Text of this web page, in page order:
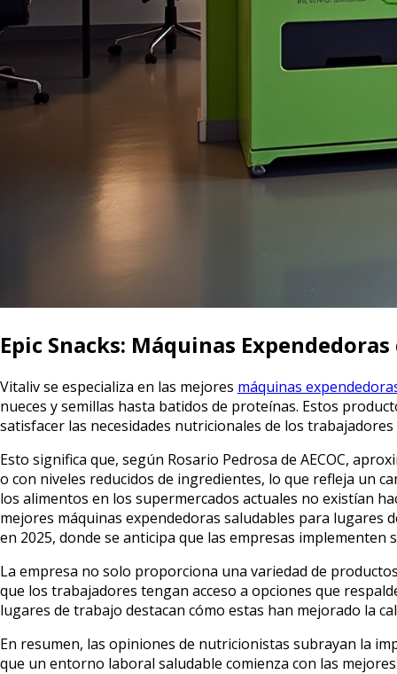
Epic Snacks: Máquinas
Vitaliv se especializa en las mejores máquinas
nueces y semillas hasta batidos de proteínas. Estos
satisfacer las necesidades nutricionales de los
Esto significa que, según Rosario Pedrosa de AECOC,
o con niveles reducidos de ingredientes, lo que refleja un
los alimentos en los supermercados actuales no existían
mejores máquinas expendedoras saludables para
en 2025, donde se anticipa que las empresas
La empresa no solo proporciona una variedad de
que los trabajadores tengan acceso a opciones que
lugares de trabajo destacan cómo estas han mejorado la
En resumen, las opiniones de nutricionistas subrayan la
que un entorno laboral saludable comienza con las